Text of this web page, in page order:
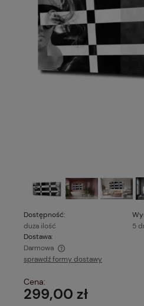
Dostępność:
duża ilość
5
Dostawa:
Darmowa
Cena nie zawiera ewentualnych
sprawdź formy dostawy
Cena:
299,00 zł